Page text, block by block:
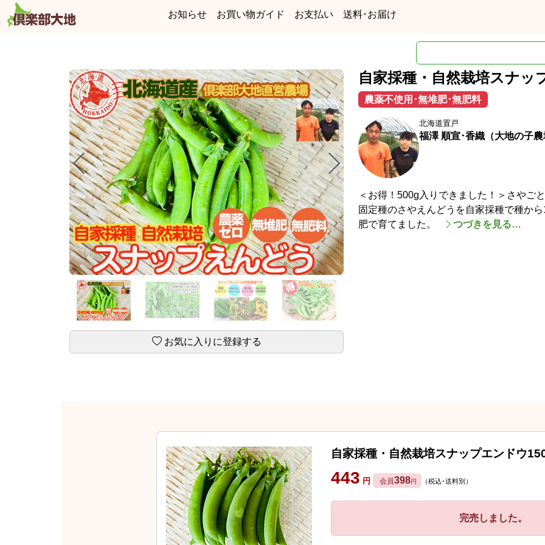
お知らせ お買い物ガイド お支払い 送料･お届け
お気に入りに登録する
自家採種・自然栽培スナッ
農薬不使用･無堆肥･無肥料
北海道置戸
福澤 順宣･香織（大地の子
＜お得！500g入りできました！＞さやご
固定種のさやえんどうを自家採種で種か
肥で育てました。
つづきを見る…
自家採種・自然栽培スナップエンドウ
443 円 会員398円 （税込･送料別）
完売しました。